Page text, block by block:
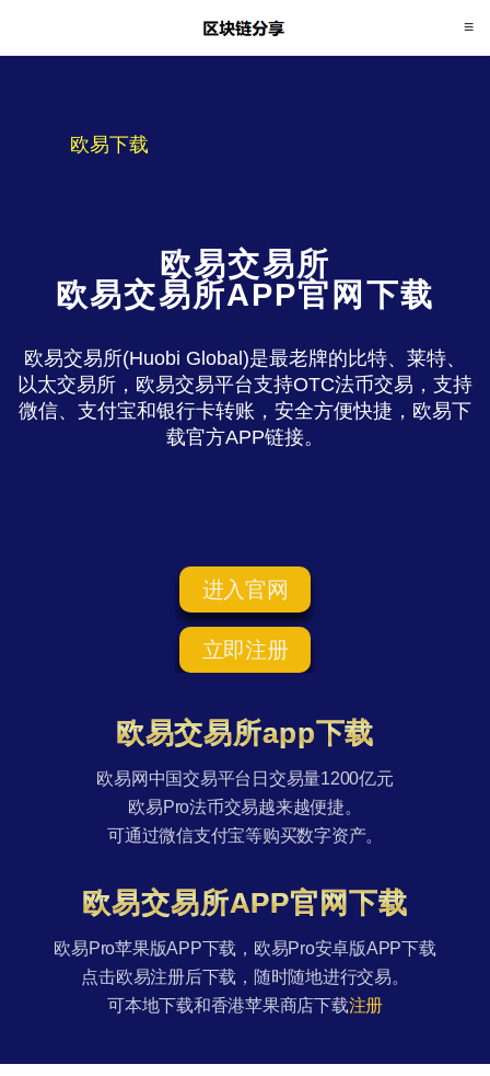
欧易下载
欧易交易所
欧易交易所APP官网下载
欧易交易所(Huobi Global)是最老牌的比特、莱特、
以太交易所，欧易交易平台支持OTC法币交易，支持
微信、支付宝和银行卡转账，安全方便快捷，欧易下
载官方APP链接。
进入官网
立即注册
欧易交易所app下载
欧易网中国交易平台日交易量1200亿元
欧易Pro法币交易越来越便捷。
可通过微信支付宝等购买数字资产。
欧易交易所APP官网下载
欧易Pro苹果版APP下载，欧易Pro安卓版APP下载
点击欧易注册后下载，随时随地进行交易。
可本地下载和香港苹果商店下载注册